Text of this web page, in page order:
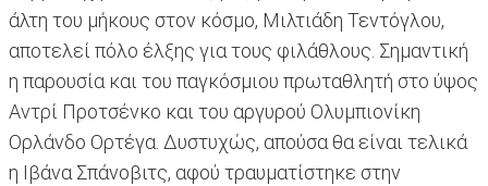
άλτη του μήκους στον κόσμο, Μιλτιάδη Τεντόγλου,
αποτελεί πόλο έλξης για τους φιλάθλους. Σημαντική
η παρουσία και του παγκόσμιου πρωταθλητή στο ύψος
Αντρί Προτσένκο και του αργυρού Ολυμπιονίκη
Ορλάνδο Ορτέγα. Δυστυχώς, απούσα θα είναι τελικά
η Ιβάνα Σπάνοβιτς, αφού τραυματίστηκε στην